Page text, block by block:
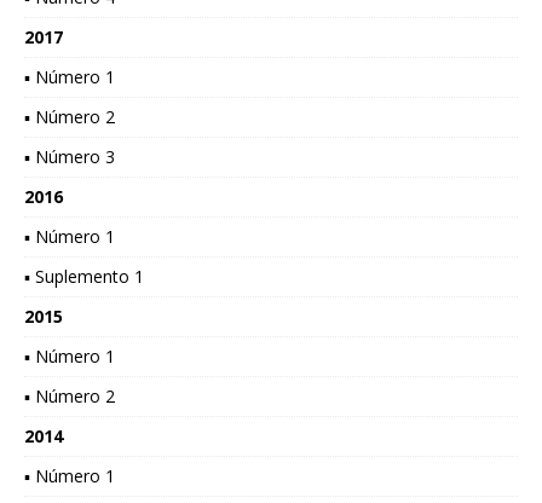
2017
▪ Número 1
▪ Número 2
▪ Número 3
2016
▪ Número 1
▪ Suplemento 1
2015
▪ Número 1
▪ Número 2
2014
▪ Número 1